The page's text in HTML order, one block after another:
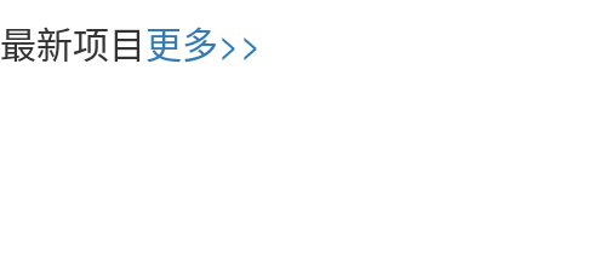
最新项目更多>>